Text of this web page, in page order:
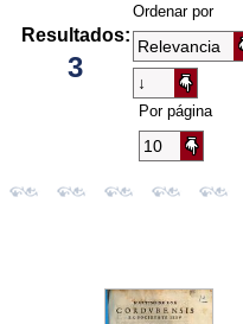
Resultados:
3
Ordenar por
Por página